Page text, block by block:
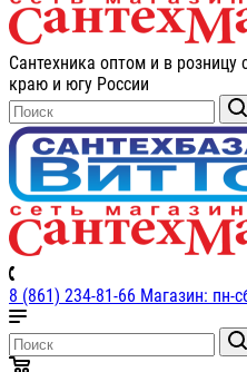
Сантехника оптом и в
краю и югу России
8 (861) 234-81-66 Магазин: пн-